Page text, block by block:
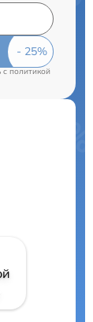
c политикой